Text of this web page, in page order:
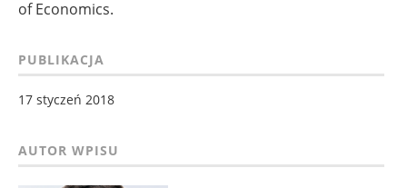
of Economics.
PUBLIKACJA
17 styczeń 2018